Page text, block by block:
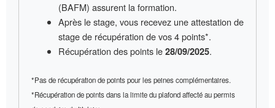
(BAFM) assurent la formation.
Après le stage, vous recevez uneattestation de
stagede récupération de vos 4 points*.
Récupération des points le 28/09/2025.
*Pas de récupération de points pour les peines complémentaires.
*Récupération de points dans la limite du plafond affecté au permis